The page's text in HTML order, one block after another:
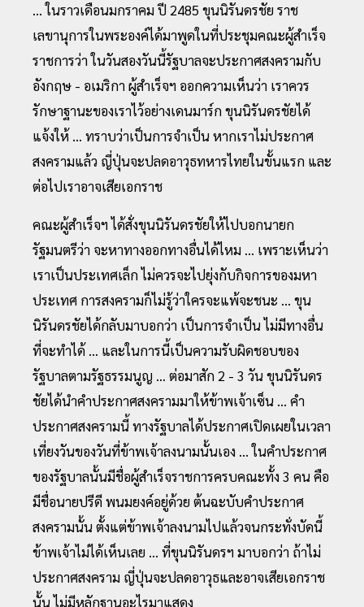
... ในราวเดือนมกราคม ปี 2485 ขุนนิรันดรชัย ราช
เลขานุการในพระองค์ได้มาพูดในที่ประชุมคณะผู้สำเร็จ
ราชการว่า ในวันสองวันนี้รัฐบาลจะประกาศสงครามกับ
อังกฤษ - อเมริกา ผู้สำเร็จฯ ออกความเห็นว่า เราควร
รักษาฐานะของเราไว้อย่างเดนมาร์ก ขุนนิรันดรชัยได้
แจ้งให้ ... ทราบว่าเป็นการจำเป็น หากเราไม่ประกาศ
สงครามแล้ว ญี่ปุ่นจะปลดอาวุธทหารไทยในขั้นแรก และ
ต่อไปเราอาจเสียเอกราช
คณะผู้สำเร็จฯ ได้สั่งขุนนิรันดรชัยให้ไปบอกนายก
รัฐมนตรีว่า จะหาทางออกทางอื่นได้ไหม ... เพราะเห็นว่า
เราเป็นประเทศเล็ก ไม่ควรจะไปยุ่งกับกิจการของมหา
ประเทศ การสงครามก็ไม่รู้ว่าใครจะแพ้จะชนะ ... ขุน
นิรันดรชัยได้กลับมาบอกว่า เป็นการจำเป็น ไม่มีทางอื่น
ที่จะทำได้ ... และในการนี้เป็นความรับผิดชอบของ
รัฐบาลตามรัฐธรรมนูญ … ต่อมาสัก 2 - 3 วัน ขุนนิรันดร
ชัยได้นำคำประกาศสงครามมาให้ข้าพเจ้าเซ็น ... คำ
ประกาศสงครามนี้ ทางรัฐบาลได้ประกาศเปิดเผยในเวลา
เที่ยงวันของวันที่ข้าพเจ้าลงนามนั้นเอง ... ในคำประกาศ
ของรัฐบาลนั้นมีชื่อผู้สำเร็จราชการครบคณะทั้ง 3 คน คือ
มีชื่อนายปรีดี พนมยงค์อยู่ด้วย ต้นฉะบับคำประกาศ
สงครามนั้น ตั้งแต่ข้าพเจ้าลงนามไปแล้วจนกระทั่งบัดนี้
ข้าพเจ้าไม่ได้เห็นเลย ... ที่ขุนนิรันดรฯ มาบอกว่า ถ้าไม่
ประกาศสงคราม ญี่ปุ่นจะปลดอาวุธและอาจเสียเอกราช
นั้น ไม่มีหลักฐานอะไรมาแสดง